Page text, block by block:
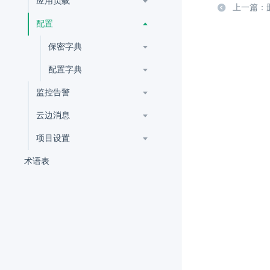
配置
保密字典
配置字典
监控告警
云边消息
项目设置
术语表
上一篇：